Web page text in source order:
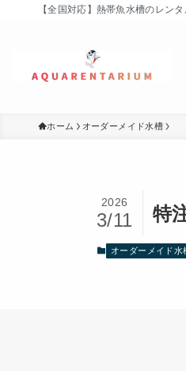
【全国対応】熱帯魚水槽のレン
ホーム オーダーメイド水槽
特
2026
3/11
オーダーメイド水